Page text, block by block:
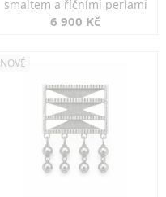
smaltem a říčními perlami
6 900 Kč
NOVÉ